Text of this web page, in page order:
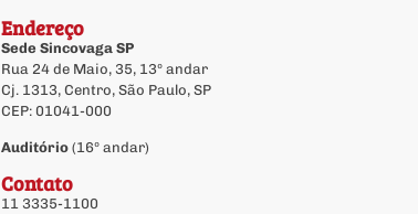
Endereço
Sede Sincovaga SP
Rua 24 de Maio, 35, 13º andar
Cj. 1313, Centro, São Paulo, SP
CEP: 01041-000
Auditório (16º andar)
Contato
11 3335-1100